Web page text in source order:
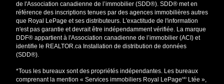
de l'Association canadienne de l’immobilier (SDD®). SDD® met en
référence des inscriptions tenues par des agences immobilières autres
que Royal LePage et ses distributeurs. L'exactitude de l'information
n'est pas garantie et devrait être indépendamment vérifiée. La marque
DDF® appartient à l'Association canadienne de l’immobilier (ACI) et
identifie le REALTOR.ca Installation de distribution de données
(SDD®).
*Tous les bureaux sont des propriétés indépendantes. Les bureaux
comprenant la mention « Services immobiliers Royal LePage MD
Ltée »,